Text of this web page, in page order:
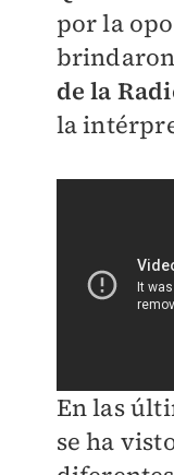
por la
de la
la
En las
se ha